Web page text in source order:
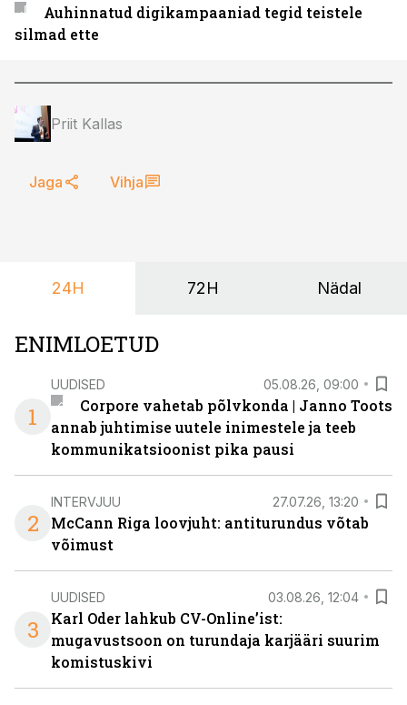
Auhinnatud digikampaaniad tegid teistele
silmad ette
Priit Kallas
Jaga Vihja
24H 72H Nädal
ENIMLOETUD
1
UUDISED 05.08.26, 09:00
Corpore vahetab põlvkonda | Janno Toots
annab juhtimise uutele inimestele ja teeb
kommunikatsioonist pika pausi
2
INTERVJUU 27.07.26, 13:20
McCann Riga loovjuht: antiturundus võtab
võimust
3
UUDISED 03.08.26, 12:04
Karl Oder lahkub CV-Online’ist:
mugavustsoon on turundaja karjääri suurim
komistuskivi